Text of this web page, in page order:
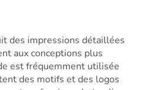
des impressions détaillées
aux conceptions plus
est fréquemment utilisée
des motifs et des logos